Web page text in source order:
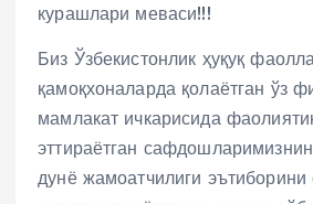
курашлари меваси!!!
Биз Ўзбекистонлик ҳуқуқ
қамоқхоналарда қолаётган ўз
мамлакат ичкарисида
эттираётган
дунё жамоатчилиги